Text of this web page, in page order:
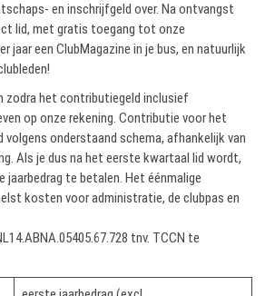
en inschrijfgeld over. Na ontvangst
lid, met gratis toegang tot onze
jaar een ClubMagazine in je bus, en natuurlijk
zodra het contributiegeld inclusief
op onze rekening. Contributie voor het
onderstaand schema, afhankelijk van
Als je dus na het eerste kwartaal lid wordt,
jaarbedrag te betalen. Het éénmalige
kosten voor administratie, de clubpas en
tnv. TCCN te